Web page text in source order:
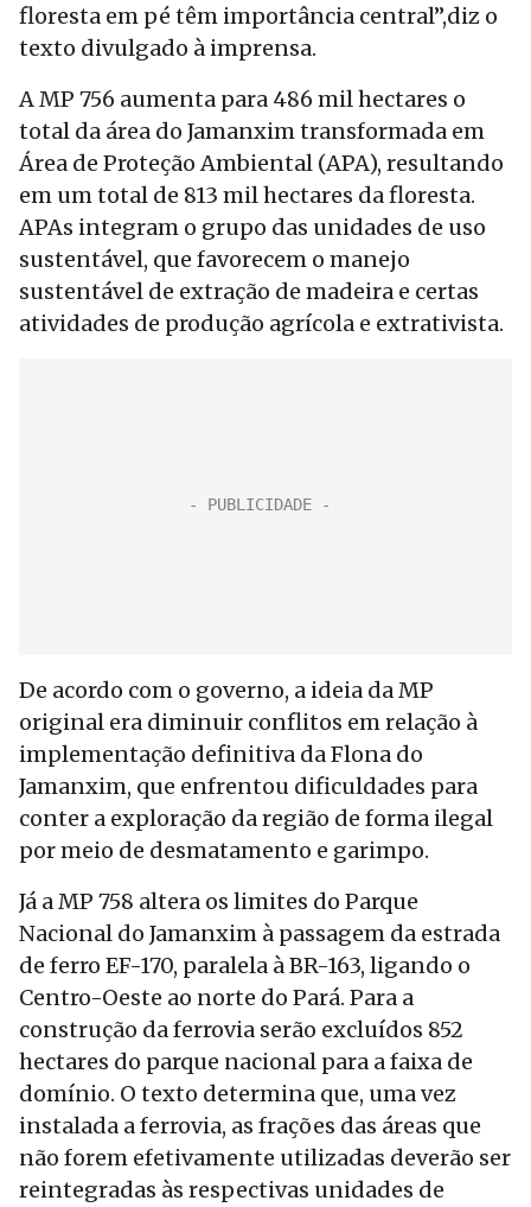
floresta em pé têm importância central”,diz o
texto divulgado à imprensa.
A MP 756 aumenta para 486 mil hectares o
total da área do Jamanxim transformada em
Área de Proteção Ambiental (APA), resultando
em um total de 813 mil hectares da floresta.
APAs integram o grupo das unidades de uso
sustentável, que favorecem o manejo
sustentável de extração de madeira e certas
atividades de produção agrícola e extrativista.
De acordo com o governo, a ideia da MP
original era diminuir conflitos em relação à
implementação definitiva da Flona do
Jamanxim, que enfrentou dificuldades para
conter a exploração da região de forma ilegal
por meio de desmatamento e garimpo.
Já a MP 758 altera os limites do Parque
Nacional do Jamanxim à passagem da estrada
de ferro EF-170, paralela à BR-163, ligando o
Centro-Oeste ao norte do Pará. Para a
construção da ferrovia serão excluídos 852
hectares do parque nacional para a faixa de
domínio. O texto determina que, uma vez
instalada a ferrovia, as frações das áreas que
não forem efetivamente utilizadas deverão ser
reintegradas às respectivas unidades de